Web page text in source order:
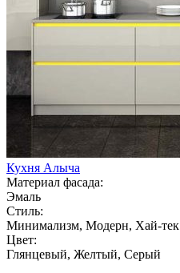
Кухня Алыча
Материал фасада:
Эмаль
Стиль:
Минимализм, Модерн, Хай-тек
Цвет:
Глянцевый, Желтый, Серый